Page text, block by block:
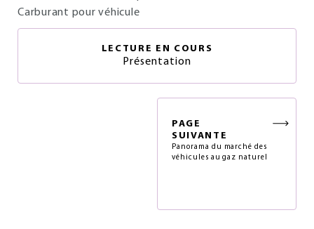
Carburant pour véhicule
LECTURE EN COURS
Présentation
PAGE
SUIVANTE
Panorama du marché des
véhicules au gaz naturel